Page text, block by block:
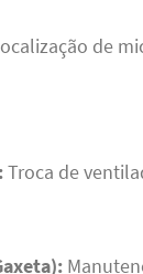
de
Troca de